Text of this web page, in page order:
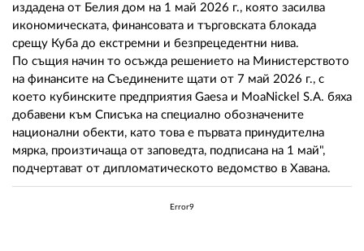
издадена от Белия дом на 1 май 2026 г., която засилва
икономическата, финансовата и търговската блокада
срещу Куба до екстремни и безпрецедентни нива.
По същия начин то осъжда решението на Министерството
на финансите на Съединените щати от 7 май 2026 г., с
което кубинските предприятия Gaesa и MoaNickel S.A. бяха
добавени към Списъка на специално обозначените
национални обекти, като това е първата принудителна
мярка, произтичаща от заповедта, подписана на 1 май",
подчертават от дипломатическото ведомство в Хавана.
Error9